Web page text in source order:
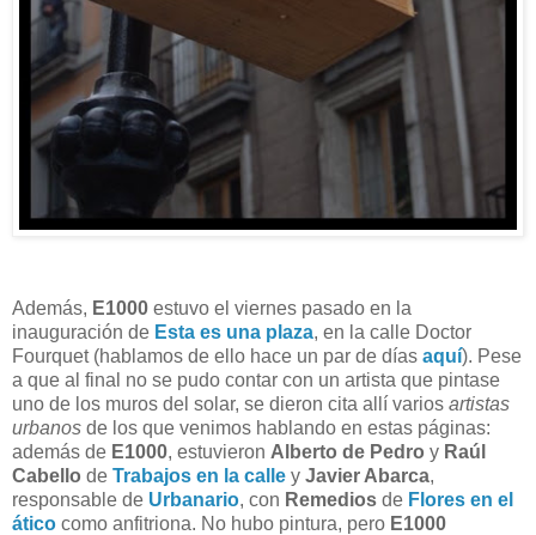
Además, E1000 estuvo el viernes pasado en la
inauguración de Esta es una plaza, en la calle Doctor
Fourquet (hablamos de ello hace un par de días aquí). Pese
a que al final no se pudo contar con un artista que pintase
uno de los muros del solar, se dieron cita allí varios artistas
urbanos de los que venimos hablando en estas páginas:
además de E1000, estuvieron Alberto de Pedro y Raúl
Cabello de Trabajos en la calle y Javier Abarca,
responsable de Urbanario, con Remedios de Flores en el
ático como anfitriona. No hubo pintura, pero E1000